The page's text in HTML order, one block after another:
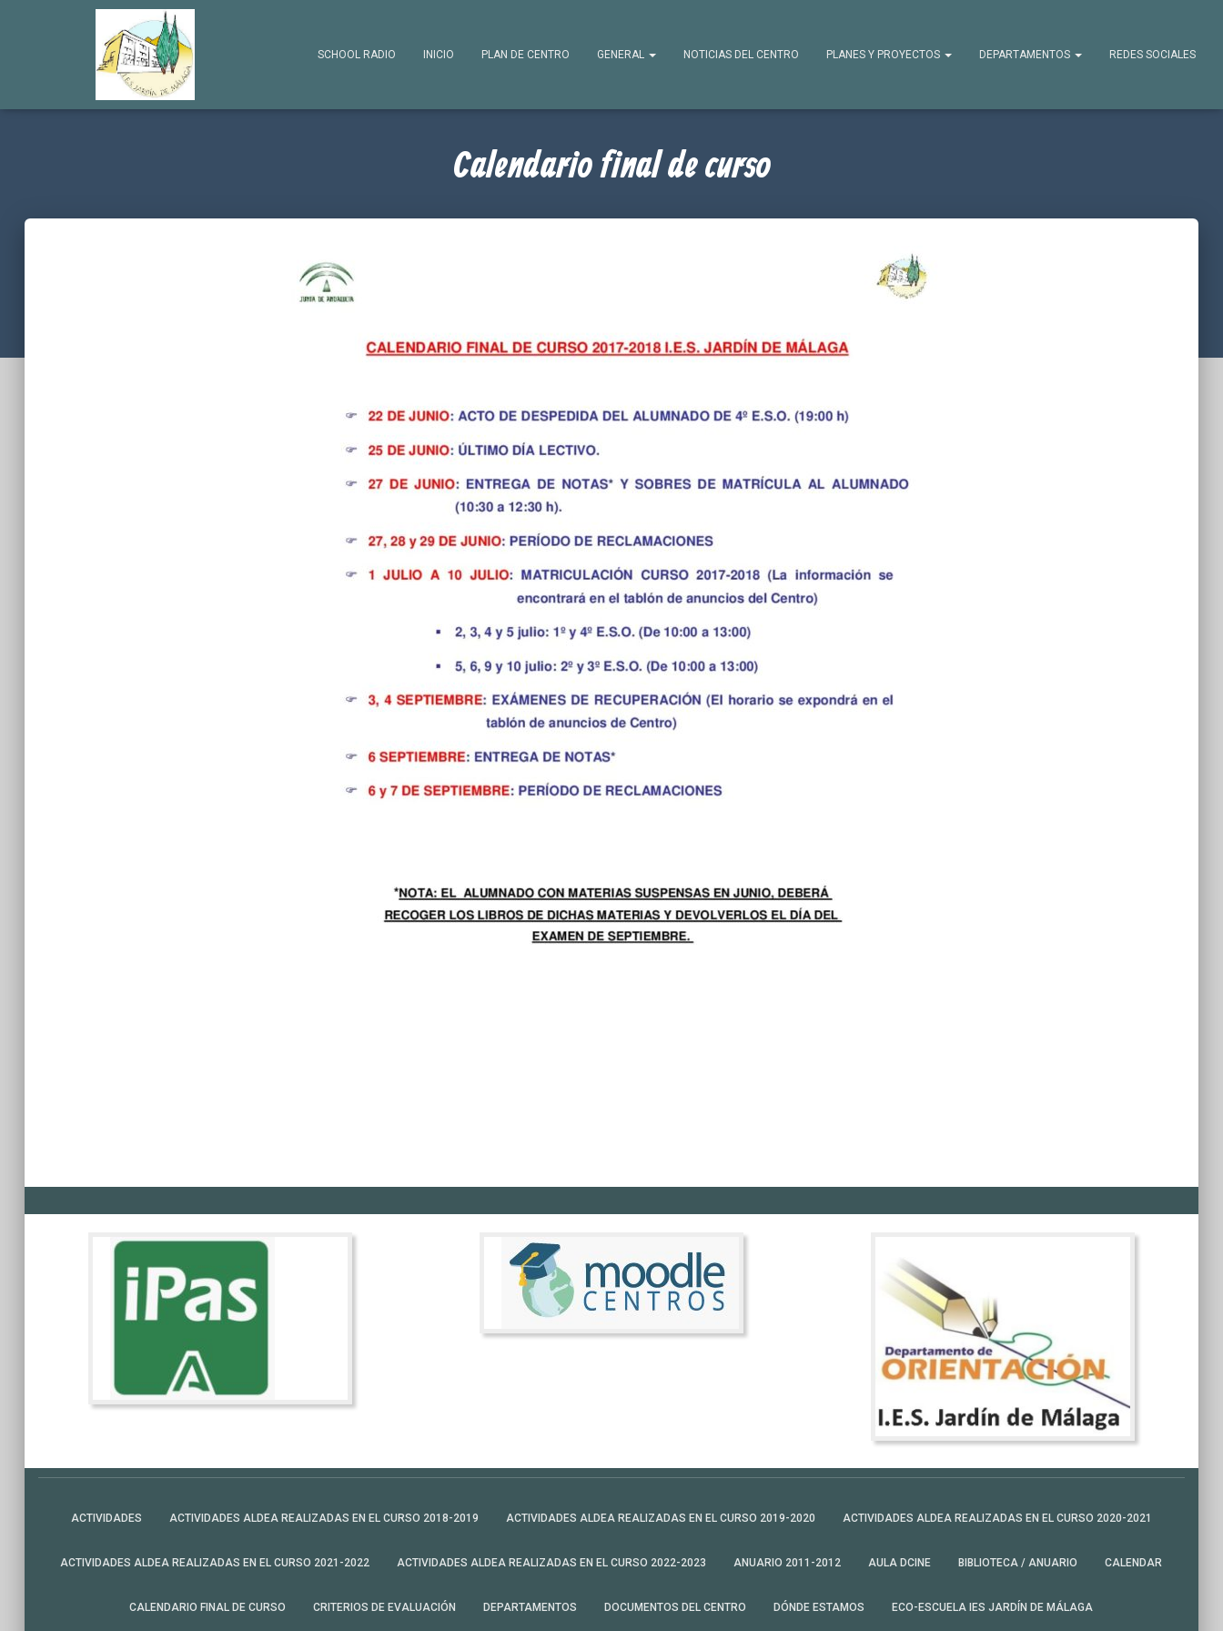
SCHOOL RADIO INICIO PLAN DE CENTRO GENERAL NOTICIAS DEL CENTRO PLANES Y PROYECTOS DEPARTAMENTOS REDES SOCIALES
Calendario final de curso
ACTIVIDADES ACTIVIDADES ALDEA REALIZADAS EN EL CURSO 2018-2019 ACTIVIDADES ALDEA REALIZADAS EN EL CURSO 2019-2020 ACTIVIDADES ALDEA REALIZADAS EN EL CURSO 2020-2021
ACTIVIDADES ALDEA REALIZADAS EN EL CURSO 2021-2022 ACTIVIDADES ALDEA REALIZADAS EN EL CURSO 2022-2023 ANUARIO 2011-2012 AULA DCINE BIBLIOTECA / ANUARIO CALENDAR
CALENDARIO FINAL DE CURSO CRITERIOS DE EVALUACIÓN DEPARTAMENTOS DOCUMENTOS DEL CENTRO DÓNDE ESTAMOS ECO-ESCUELA IES JARDÍN DE MÁLAGA